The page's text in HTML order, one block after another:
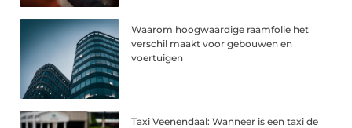
Waarom hoogwaardige raamfolie het
verschil maakt voor gebouwen en
voertuigen
Taxi Veenendaal: Wanneer is een taxi de